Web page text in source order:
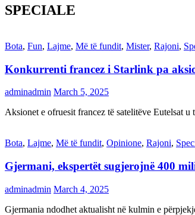
SPECIALE
Bota, Fun, Lajme, Më të fundit, Mister, Rajoni,
Konkurrenti francez i Starlink pa
adminadmin March 5, 2025
Aksionet e ofruesit francez të satelitëve Eutelsat
Bota, Lajme, Më të fundit, Opinione, Rajoni,
Gjermani, ekspertët sugjerojnë 400
adminadmin March 4, 2025
Gjermania ndodhet aktualisht në kulmin e